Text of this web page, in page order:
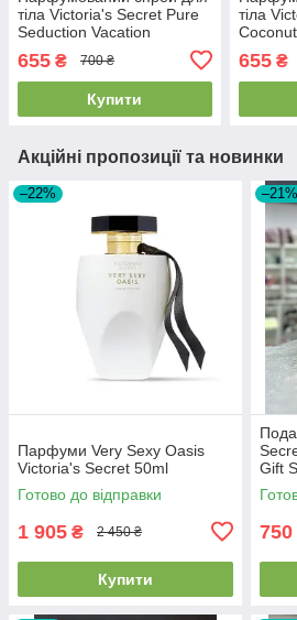
тіла Victoria's Secret Pure
Seduction Vacation
655 ₴ 700 ₴
Купити
тіла
655₴
Акційні пропозиції та новинки
–22%
Парфуми Very Sexy Oasis
Victoria's Secret 50ml
Готово до відправки
1 905 ₴ 2 450 ₴
Купити
–21%
Gift
750